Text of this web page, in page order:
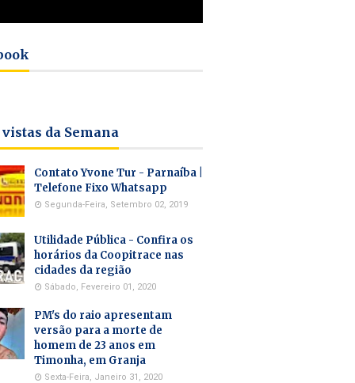
da Semana
Contato Yvone Tur - Parnaíba |
Telefone Fixo Whatsapp
Segunda-Feira, Setembro 02, 2019
Utilidade Pública - Confira os
horários da Coopitrace nas
cidades da região
Sábado, Fevereiro 01, 2020
PM's do raio apresentam
versão para a morte de
homem de 23 anos em
Timonha, em Granja
Sexta-Feira, Janeiro 31, 2020